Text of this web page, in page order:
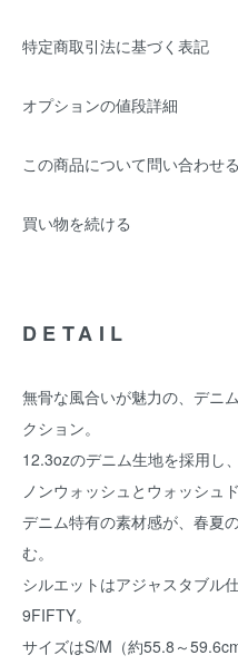
特定商取引法に基づく表記
オプションの値段詳細
この商品について問い合わせる
買い物を続ける
DETAIL
無骨な風合いが魅力の、デニ
クション。
12.3ozのデニム生地を採用し
ノンウォッシュとウォッシュ
デニム特有の素材感が、春夏
む。
シルエットはアジャスタブル
9FIFTY。
サイズはS/M（約55.8～